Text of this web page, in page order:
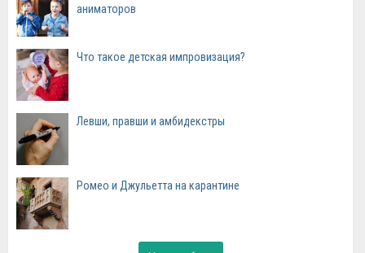
аниматоров
Что такое детская импровизация?
Левши, правши и амбидекстры
Ромео и Джульетта на карантине